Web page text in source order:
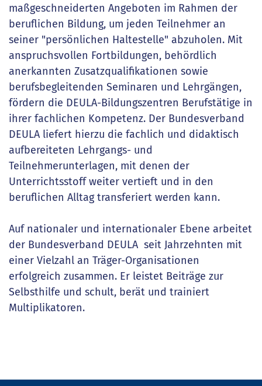
maßgeschneiderten Angeboten im Rahmen der
beruflichen Bildung, um jeden Teilnehmer an
seiner "persönlichen Haltestelle" abzuholen. Mit
anspruchsvollen Fortbildungen, behördlich
anerkannten Zusatzqualifikationen sowie
berufsbegleitenden Seminaren und Lehrgängen,
fördern die DEULA-Bildungszentren Berufstätige in
ihrer fachlichen Kompetenz. Der Bundesverband
DEULA liefert hierzu die fachlich und didaktisch
aufbereiteten Lehrgangs- und
Teilnehmerunterlagen, mit denen der
Unterrichtsstoff weiter vertieft und in den
beruflichen Alltag transferiert werden kann.
Auf nationaler und internationaler Ebene arbeitet
der Bundesverband DEULA seit Jahrzehnten mit
einer Vielzahl an Träger-Organisationen
erfolgreich zusammen. Er leistet Beiträge zur
Selbsthilfe und schult, berät und trainiert
Multiplikatoren.